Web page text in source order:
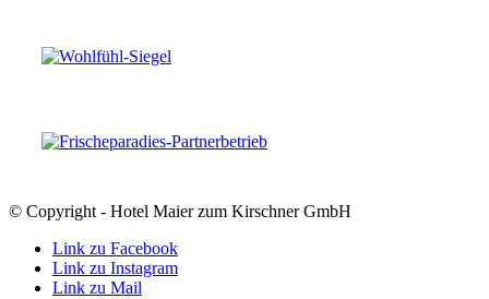
© Copyright - Hotel Maier zum Kirschner GmbH
Link zu Facebook
Link zu Instagram
Link zu Mail